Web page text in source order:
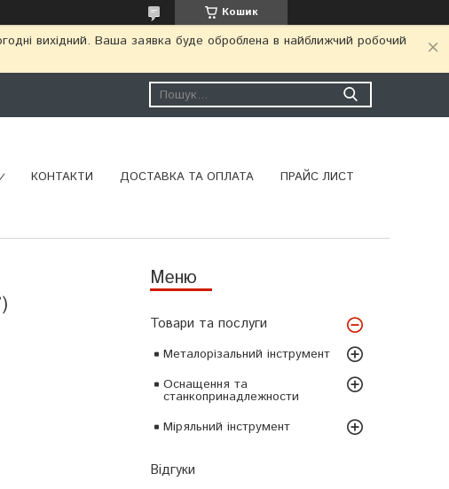
Кошик
вихідний. Ваша заявка буде оброблена в найближчий робочий
КОНТАКТИ ДОСТАВКА ТА ОПЛАТА ПРАЙС ЛИСТ
Товари та послуги
Металорізальний інструмент
Оснащення та
станкопринадлежности
Міряльний інструмент
Відгуки